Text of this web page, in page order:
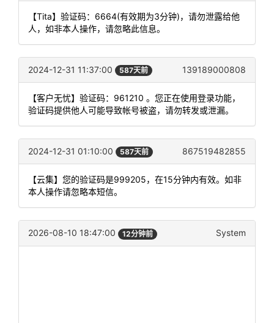
【Tita】验证码：6664(有效期为3分钟)，请勿泄露给他
人，如非本人操作，请忽略此信息。
2024-12-31 11:37:00 587天前 139189000808
【客户无忧】验证码：961210 。您正在使用登录功能，
验证码提供他人可能导致帐号被盗，请勿转发或泄漏。
2024-12-31 01:10:00 587天前 867519482855
【云集】您的验证码是999205，在15分钟内有效。如非
本人操作请忽略本短信。
2026-08-10 18:47:00 12分钟前 System